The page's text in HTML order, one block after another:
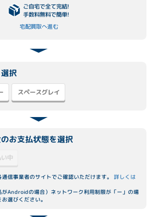
ご自宅で全て完結!
手数料無料で簡単!
宅配買取へ進む
択
スペースグレイ
お支払状態を選択
中
通信事業者のサイトでご確認いただけます。詳しくは
Androidの場合）ネットワーク利用制限が「ー」の場
選びください。